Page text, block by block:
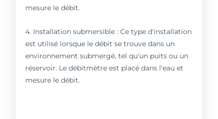
mesure le débit.
4. Installation submersible : Ce type d'installation
est utilisé lorsque le débit se trouve dans un
environnement submergé, tel qu'un puits ou un
réservoir. Le débitmètre est placé dans l'eau et
mesure le débit.